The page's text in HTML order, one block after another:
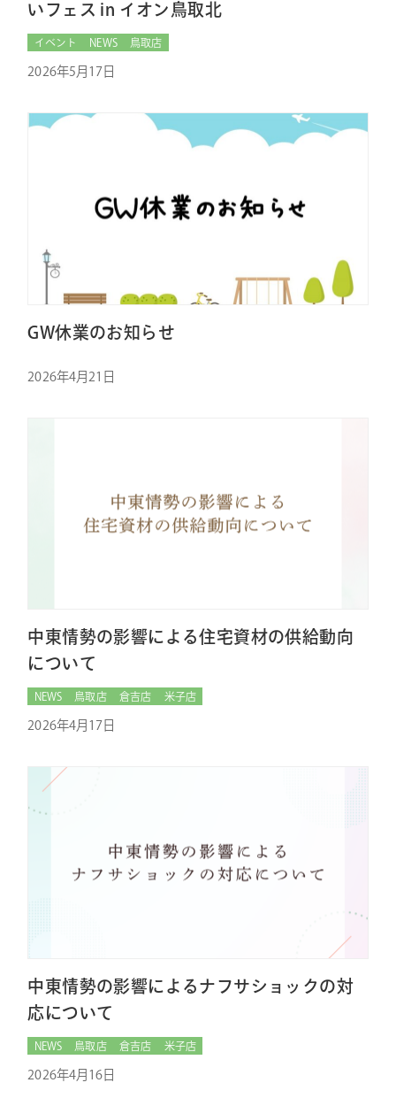
いフェス in イオン鳥取北
2026年5月17日
イベント NEWS 鳥取店
GW休業のお知らせ
2026年4月21日
中東情勢の影響による住宅資材の供給動向
について
2026年4月17日
NEWS 鳥取店 倉吉店 米子店
中東情勢の影響によるナフサショックの対
応について
2026年4月16日
NEWS 鳥取店 倉吉店 米子店